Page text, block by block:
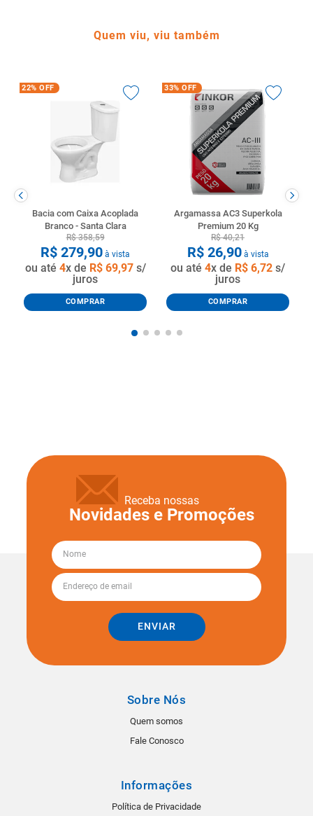
Quem viu, viu também
22% OFF
Bacia com Caixa Acoplada
Branco - Santa Clara
R$ 358,59
R$ 279,90 à vista
ou até 4x de R$ 69,97s/
juros
COMPRAR
33% OFF
Argamassa AC3 Superkola
Premium 20 Kg
R$ 40,21
R$ 26,90à vista
ou até 4x de R$ 6,72 s/
juros
COMPRAR
Receba nossas
Novidades e Promoções
ENVIAR
Sobre Nós
Quem somos
Fale Conosco
Informações
Política de Privacidade